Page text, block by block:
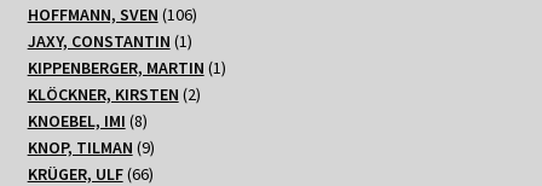
Produkte
HOFFMANN, SVEN 106106
Produkte
JAXY, CONSTANTIN 11
Produkt
KIPPENBERGER, MARTIN 11
KLÖCKNER, KIRSTEN 22
KNOEBEL, IMI 88
Produkte
KNOP, TILMAN 99
Produkte
KRÜGER, ULF 6666